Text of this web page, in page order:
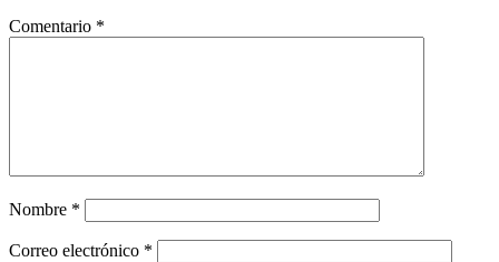
Comentario *
Nombre *
Correo electrónico *